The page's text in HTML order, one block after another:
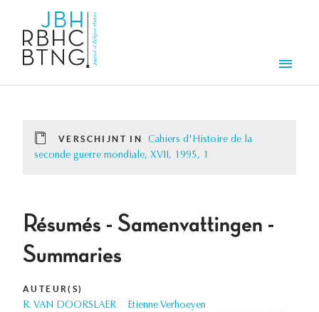
VERSCHIJNT IN
Cahiers d'Histoire de la
seconde guerre mondiale, XVII, 1995, 1
Résumés - Samenvattingen -
Summaries
AUTEUR(S)
R. VAN DOORSLAER
Etienne Verhoeyen